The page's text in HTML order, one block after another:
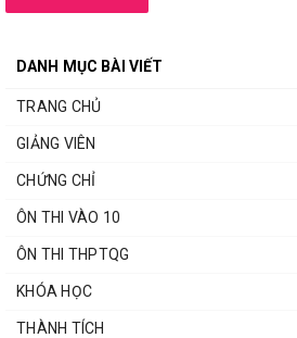
DANH MỤC BÀI VIẾT
TRANG CHỦ
GIẢNG VIÊN
CHỨNG CHỈ
ÔN THI VÀO 10
ÔN THI THPTQG
KHÓA HỌC
THÀNH TÍCH